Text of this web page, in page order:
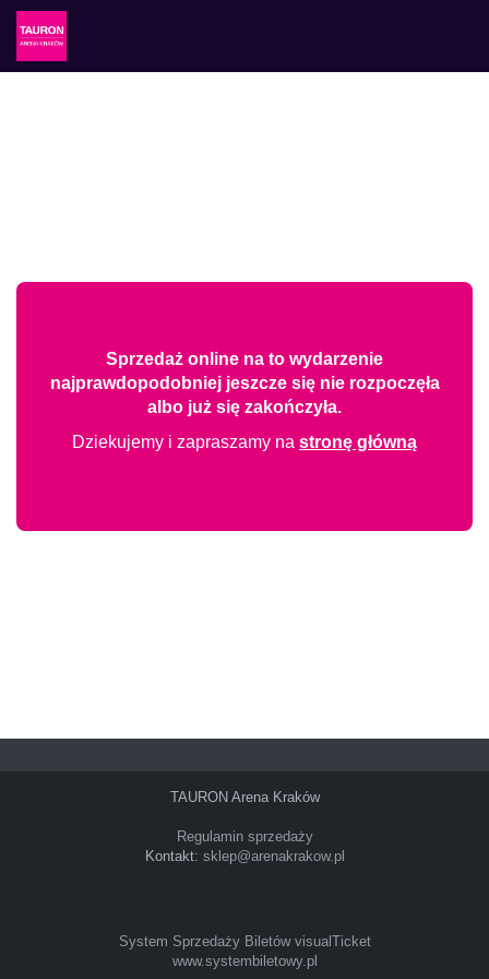
Sprzedaż online na to wydarzenie
najprawdopodobniej jeszcze się nie rozpoczęła
albo już się zakończyła.
Dziekujemy i zapraszamy na stronę główną
TAURON Arena Kraków
Regulamin sprzedaży
Kontakt: sklep@arenakrakow.pl
System Sprzedaży Biletów visualTicket
www.systembiletowy.pl